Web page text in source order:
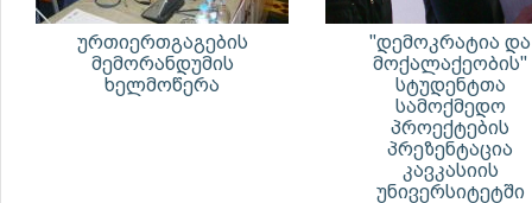
ურთიერთგაგების
მემორანდუმის
ხელმოწერა
"დემოკრატია და
მოქალაქეობის"
სტუდენტთა
სამოქმედო
პროექტების
პრეზენტაცია
კავკასიის
უნივერსიტეტში